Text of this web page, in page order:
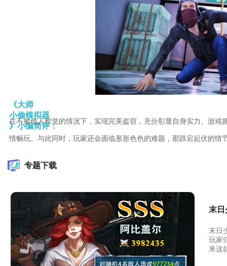
《大师
小偷模拟器
》小编简评：
在不被他人察觉的情况下，实现完美盗窃，充分彰显自身实力。游
情畅玩。与此同时，玩家还会面临形形色色的难题，那跌宕起伏的
专题下载
末日
末日
玩家
来这